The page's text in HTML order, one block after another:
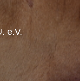
e.V.